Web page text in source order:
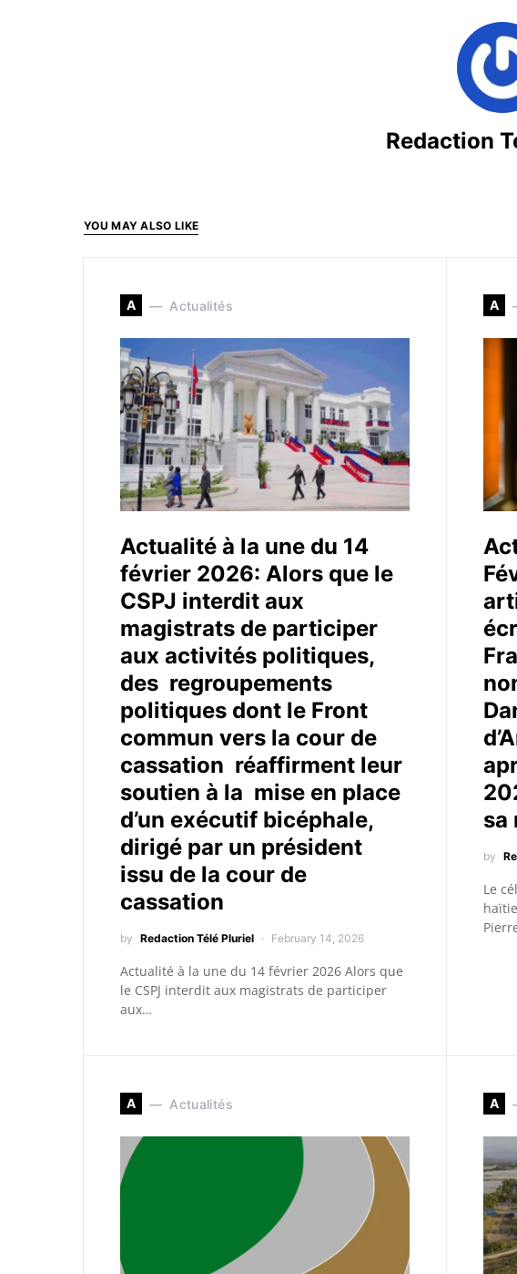
Redaction
YOU MAY ALSO LIKE
A Actualités
Actualité à la une du 14
février 2026: Alors que le
CSPJ interdit aux
magistrats de participer
aux activités politiques,
des regroupements
politiques dont le Front
commun vers la cour de
cassation réaffirment leur
soutien à la mise en place
d’un exécutif bicéphale,
dirigé par un président
issu de la cour de
cassation
by Redaction Télé Pluriel February 14, 2026
Actualité à la une du 14 février 2026 Alors que
le CSPJ interdit aux magistrats de participer
aux…
A
sa
by
Le
A Actualités A